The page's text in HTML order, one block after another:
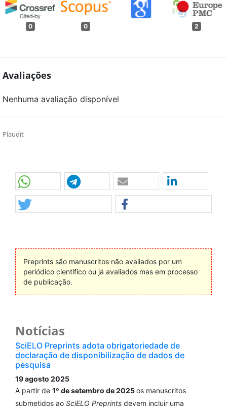
0 0 2
Avaliações
Nenhuma avaliação disponível
Plaudit
Preprints são manuscritos não avaliados por um
periódico científico ou já avaliados mas em processo
de publicação.
Notícias
SciELO Preprints adota obrigatoriedade de
declaração de disponibilização de dados de
pesquisa
19 agosto 2025
A partir de 1º de setembro de 2025os manuscritos
submetidos ao SciELO Preprints devem incluir uma